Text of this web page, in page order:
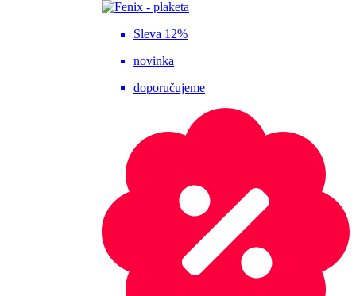
Sleva 12%
novinka
doporučujeme